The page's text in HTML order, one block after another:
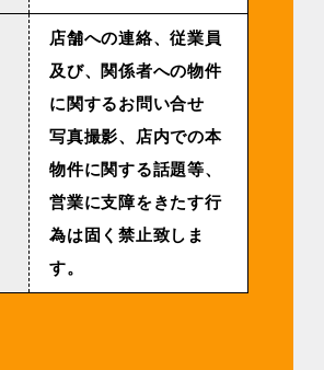
店舗への連絡、従業員
及び、関係者への物件
に関するお問い合せ
写真撮影、店内での本
物件に関する話題等、
営業に支障をきたす行
為は固く禁止致しま
す。